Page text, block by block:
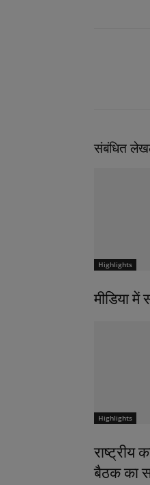
संबंधित लेख
Highlights
मीडिया
Highlights
राष्ट्रीय
बैठक का